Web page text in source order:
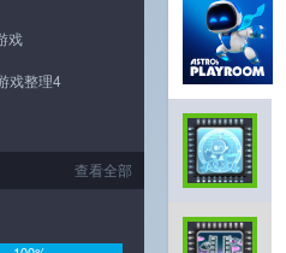
戏
戏整理4
查看全部